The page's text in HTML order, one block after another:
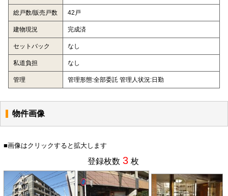
総戸数/販売戸数 42戸
建物現況 完成済
セットバック なし
私道負担 なし
管理 管理形態:全部委託 管理人状況:日勤
物件画像
■画像はクリックすると拡大します
登録枚数 3 枚